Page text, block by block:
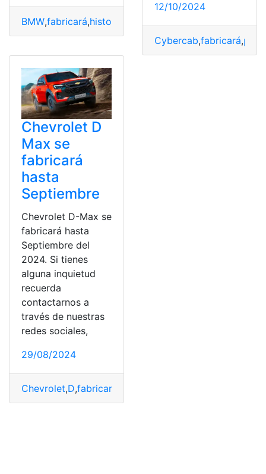
BMW,fabricará,historias
12/10/2024
Cybercab,fabricará,
Chevrolet D
Max se
fabricará
hasta
Septiembre
Chevrolet D-Max se
fabricará hasta
Septiembre del
2024. Si tienes
alguna inquietud
recuerda
contactarnos a
través de nuestras
redes sociales,
29/08/2024
Chevrolet,D,fabricará